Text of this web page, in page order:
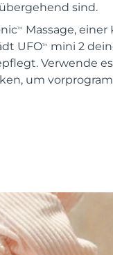
sind.
TM
Massage,
UFOTM
mini 2
Verwende
um